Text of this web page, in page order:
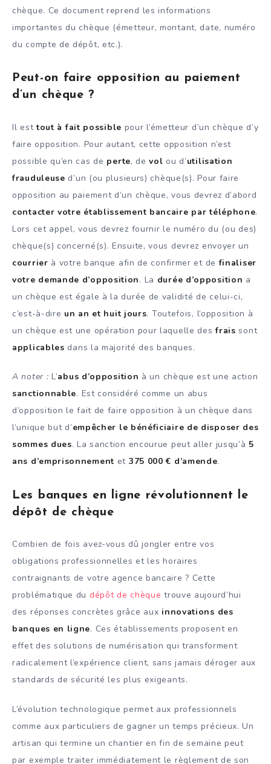
chèque. Ce document reprend les informations
importantes du chèque (émetteur, montant, date, numéro
du compte de dépôt, etc.).
Peut-on faire opposition au paiement
d’un chèque ?
Il esttout à fait possible pour l’émetteur d’un chèque d’y
faire opposition. Pour autant, cette opposition n’est
possible qu’en cas de perte, devol ou d’utilisation
frauduleuse d’un (ou plusieurs) chèque(s). Pour faire
opposition au paiement d’un chèque, vous devrez d’abord
contacter votre établissement bancaire par téléphone.
Lors cet appel, vous devrez fournir le numéro du (ou des)
chèque(s) concerné(s). Ensuite, vous devrez envoyer un
courrier à votre banque afin de confirmer et definaliser
votre demande d’opposition. La durée d’opposition a
un chèque est égale à la durée de validité de celui-ci,
c’est-à-dire un an et huit jours. Toutefois, l’opposition à
un chèque est une opération pour laquelle desfrais sont
applicables dans la majorité des banques.
A noter : L’abus d’opposition à un chèque est une action
sanctionnable. Est considéré comme un abus
d’opposition le fait de faire opposition à un chèque dans
l’unique but d’empêcher le bénéficiaire de disposer des
sommes dues. La sanction encourue peut aller jusqu’à 5
ans d’emprisonnement et 375 000 € d’amende.
Les banques en ligne révolutionnent le
dépôt de chèque
Combien de fois avez-vous dû jongler entre vos
obligations professionnelles et les horaires
contraignants de votre agence bancaire ? Cette
problématique du dépôt de chèque trouve aujourd’hui
des réponses concrètes grâce aux innovations des
banques en ligne. Ces établissements proposent en
effet des solutions de numérisation qui transforment
radicalement l’expérience client, sans jamais déroger aux
standards de sécurité les plus exigeants.
L’évolution technologique permet aux professionnels
comme aux particuliers de gagner un temps précieux. Un
artisan qui termine un chantier en fin de semaine peut
par exemple traiter immédiatement le règlement de son